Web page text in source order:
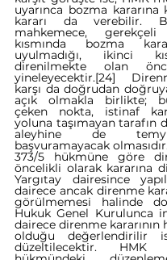
uyarınca bozma kararına
kararı da verebilir.
mahkemece,
kısmında bozma
uyulmadığı, ikinci
direnilmekte olan
yineleyecektir.[24]
karşı da doğrudan
açık olmakla birlikte;
çeken nokta, istinaf
yoluna taşımayan tarafın
aleyhine de
başvuramayacak
373/5 hükmüne göre
öncelikli olarak kararına
Yargıtay dairesince
dairece ancak direnme
görülmemesi halinde
Hukuk Genel Kurulunca
dairece direnme
olduğu değerlendirilir
düzeltilecektir.